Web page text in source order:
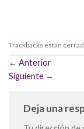
Trackbacks están
← Anterior
Siguiente →
Deja una